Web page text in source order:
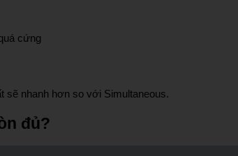
cứng
sẽ nhanh hơn so với Simultaneous.
đủ?